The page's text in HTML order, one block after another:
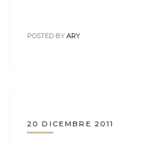
POSTED BY ARY
20 DICEMBRE 2011